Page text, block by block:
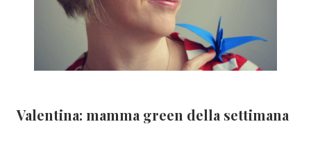
Valentina: mamma green della settimana